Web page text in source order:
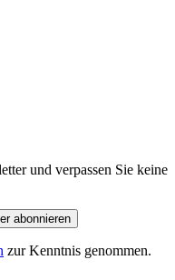
und verpassen Sie keine
abonnieren
zur Kenntnis genommen.